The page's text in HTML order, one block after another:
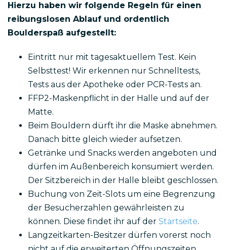
Hierzu haben wir folgende Regeln für einen
reibungslosen Ablauf und ordentlich
Boulderspaß aufgestellt:
Eintritt nur mit tagesaktuellem Test. Kein
Selbsttest! Wir erkennen nur Schnelltests,
Tests aus der Apotheke oder PCR-Tests an.
FFP2-Maskenpflicht in der Halle und auf der
Matte.
Beim Bouldern dürft ihr die Maske abnehmen.
Danach bitte gleich wieder aufsetzen.
Getränke und Snacks werden angeboten und
dürfen im Außenbereich konsumiert werden.
Der Sitzbereich in der Halle bleibt geschlossen.
Buchung von Zeit-Slots um eine Begrenzung
der Besucherzahlen gewährleisten zu
können. Diese findet ihr auf der Startseite.
Langzeitkarten-Besitzer dürfen vorerst noch